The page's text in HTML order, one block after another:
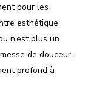
pour les
esthétique
n’est plus un
de douceur,
profond à